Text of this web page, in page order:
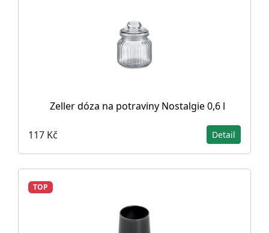
Zeller dóza na potraviny Nostalgie 0,6 l
117 Kč Detail
TOP